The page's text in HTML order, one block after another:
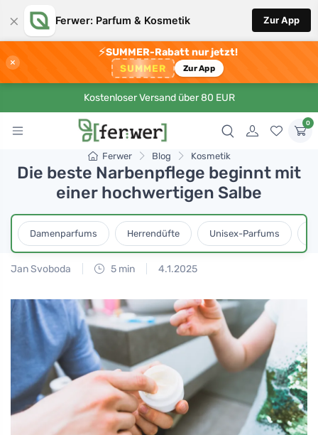
× Ferwer: Parfum & Kosmetik Zur App
×
⚡SUMMER-Rabatt nur jetzt!
SUMMER Zur App
Kostenloser Versand über 80 EUR
0
Ferwer Blog Kosmetik
Die beste Narbenpflege beginnt mit
einer hochwertigen Salbe
Damenparfums Herrendüfte Unisex-Parfums
Jan Svoboda 5 min 4.1.2025